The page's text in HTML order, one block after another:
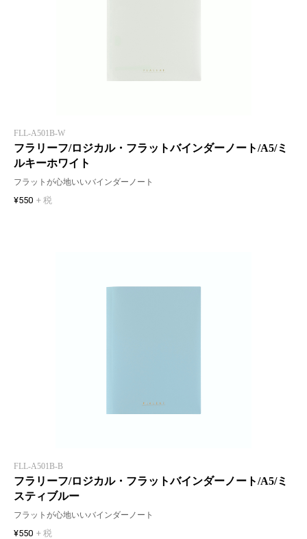
FLL-A501B-W
フラリーフ/ロジカル・フラットバインダーノート/A5/ミ
ルキーホワイト
フラットが心地いいバインダーノート
¥550 + 税
FLL-A501B-B
フラリーフ/ロジカル・フラットバインダーノート/A5/ミ
スティブルー
フラットが心地いいバインダーノート
¥550 + 税